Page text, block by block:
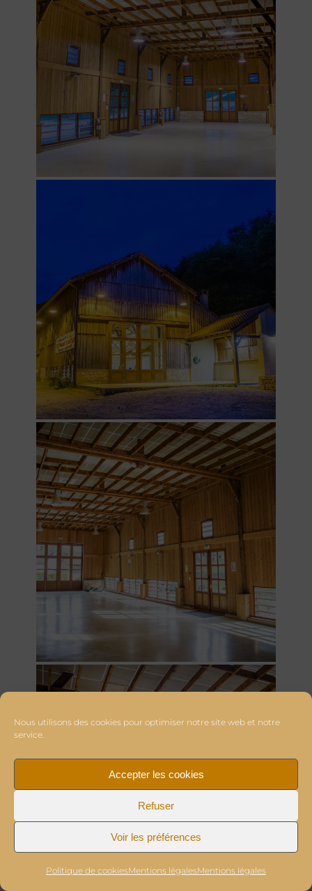
Nous utilisons des cookies pour optimiser notre site web et notre
service.
Accepter les cookies
Refuser
Voir les préférences
Politique de cookiesMentions légalesMentions légales